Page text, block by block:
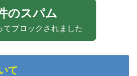
のスパム
ブロックされました
て